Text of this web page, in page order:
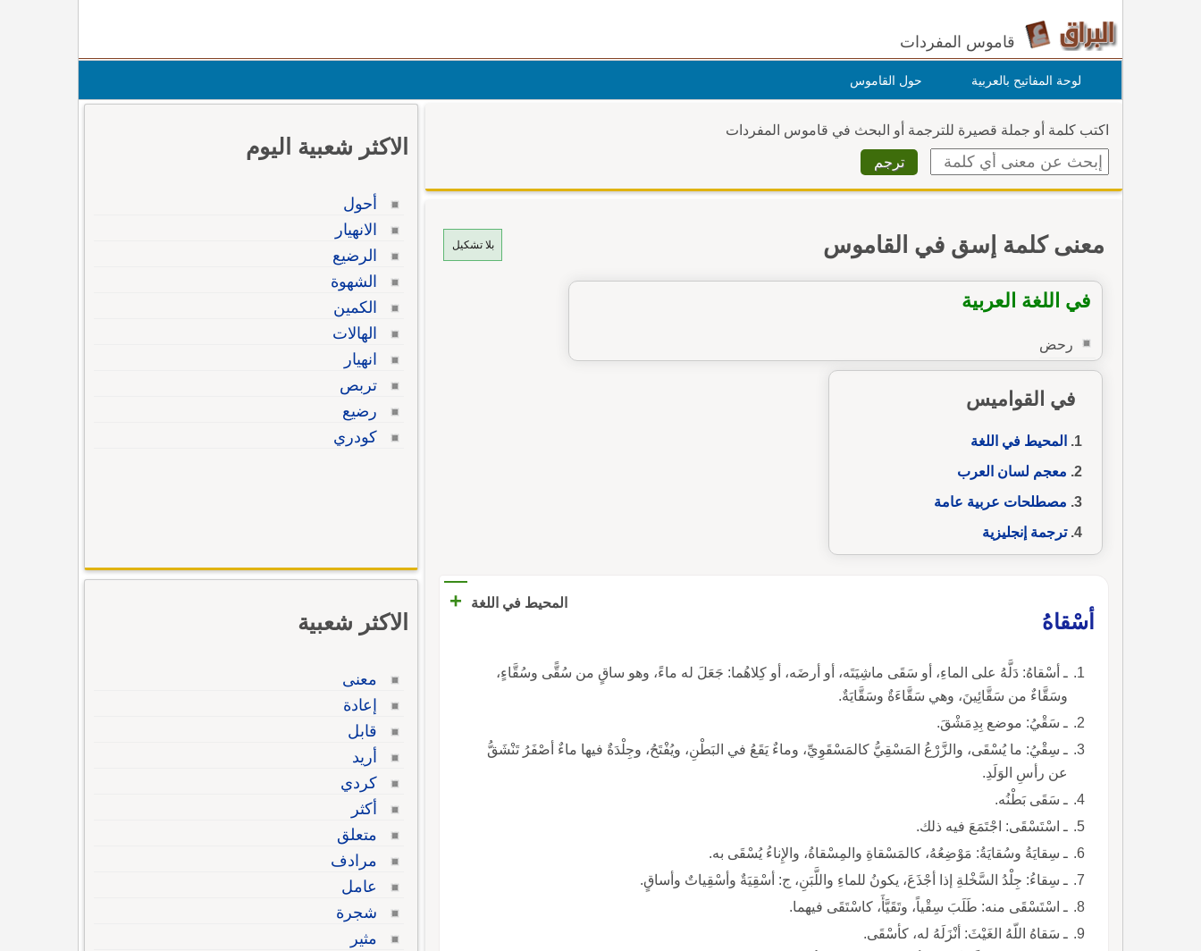
قاموس المفردات
لوحة المفاتيح بالعربية حول القاموس
اكتب كلمة أو جملة قصيرة للترجمة أو البحث في قاموس المفردات
بلا تشكيل معنى كلمة إسق في القاموس
في اللغة العربية
رحض
في القواميس
المحيط في اللغة
معجم لسان العرب
مصطلحات عربية عامة
ترجمة إنجليزية
المحيط في اللغة
+
أسْقاهُ
ـ أسْقاهُ: دَلَّهُ على الماءِ، أو سَقَى ماشِيَتَه، أو أرضَه، أو كِلاهُما: جَعَلَ له ماءً، وهو ساقٍ من سُقًّى وسُقَّاءٍ،
وسَقَّاءٌ من سَقَّائِينَ، وهي سَقَّاءَةٌ وسَقَّايَةٌ.
ـ سَقْيُ: موضع بِدِمَشْقَ.
ـ سِقْيُ: ما يُسْقَى، والزَّرْعُ المَسْقِيُّ كالمَسْقَوِيِّ، وماءٌ يَقَعُ في البَطْنِ، ويُفْتَحُ، وجِلْدَةٌ فيها ماءٌ أصْفَرُ تَنْشَقُّ
عن رأسِ الوَلَدِ.
ـ سَقَى بَطْنُه.
ـ اسْتَسْقَى: اجْتَمَعَ فيه ذلك.
ـ سِقايَةُ وسُقايَةُ: مَوْضِعُهُ، كالمَسْقاةِ والمِسْقاةُ، والإِناءُ يُسْقَى به.
ـ سِقاءُ: جِلْدُ السَّخْلةِ إذا أجْذَعَ، يكونُ للماءِ واللَّبَنِ، ج: أسْقِيَةٌ وأسْقِياتٌ وأساقٍ.
ـ اسْتَسْقَى منه: طَلَبَ سِقْياً، وتَقَيَّأَ، كاسْتَقَى فيهما.
ـ سَقاهُ اللّهُ الغَيْثَ: أنْزَلَهُ له، كأسْقَى.
الاكثر شعبية اليوم
أحول
الانهيار
الرضيع
الشهوة
الكمين
الهالات
انهيار
تربص
رضيع
كودري
الاكثر شعبية
معنى
إعادة
قابل
أريد
كردي
أكثر
متعلق
مرادف
عامل
شجرة
مثير